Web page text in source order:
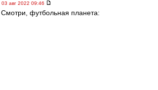
03 авг 2022 09:46
Смотри, футбольная планета: